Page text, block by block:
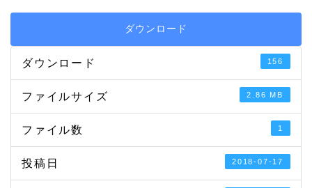
ダウンロード
ダウンロード 156
ファイルサイズ 2.86 MB
ファイル数 1
投稿日 2018-07-17